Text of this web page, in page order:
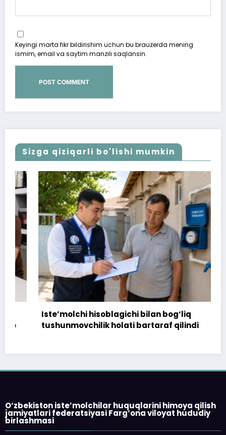
Keyingi marta fikr bildirishim uchun bu brauzerda mening
ismim, email va saytim manzili saqlansin.
Sizga qiziqarli bo'lishi mumkin
Iste’molchi hisoblagichi bilan bog‘liq
tushunmovchilik holati bartaraf qilindi
O‘zbekiston iste’molchilar huquqlarini himoya qilish
jamiyatlari federatsiyasi Farg‘ona viloyat hududiy
birlashmasi